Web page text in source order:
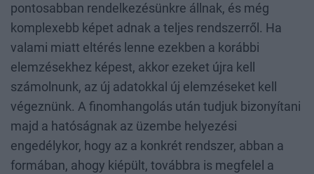
pontosabban rendelkezésünkre állnak, és még
komplexebb képet adnak a teljes rendszerről. Ha
valami miatt eltérés lenne ezekben a korábbi
elemzésekhez képest, akkor ezeket újra kell
számolnunk, az új adatokkal új elemzéseket kell
végeznünk. A finomhangolás után tudjuk bizonyítani
majd a hatóságnak az üzembe helyezési
engedélykor, hogy az a konkrét rendszer, abban a
formában, ahogy kiépült, továbbra is megfelel a